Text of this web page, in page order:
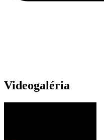
Videogaléria